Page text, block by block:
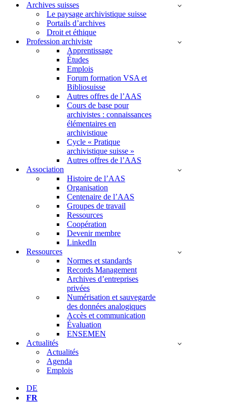
Archives suisses
Le paysage archivistique suisse
Portails d’archives
Droit et éthique
Profession archiviste
Apprentissage
Études
Emplois
Forum formation VSA et
Bibliosuisse
Autres offres de l’AAS
Cours de base pour
archivistes : connaissances
élémentaires en
archivistique
Cycle « Pratique
archivistique suisse »
Autres offres de l’AAS
Association
Histoire de l’AAS
Organisation
Centenaire de l’AAS
Groupes de travail
Ressources
Coopération
Devenir membre
LinkedIn
Ressources
Normes et standards
Records Management
Archives d’entreprises
privées
Numérisation et sauvegarde
des données analogiques
Accès et communication
Évaluation
ENSEMEN
Actualités
Actualités
Agenda
Emplois
DE
FR